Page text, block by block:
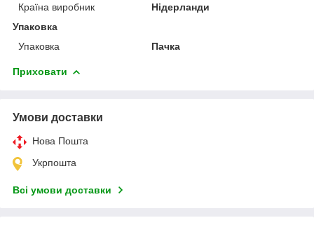
Країна виробник
Нідерланди
Упаковка
Упаковка
Пачка
Приховати
Умови доставки
Нова Пошта
Укрпошта
Всі умови доставки